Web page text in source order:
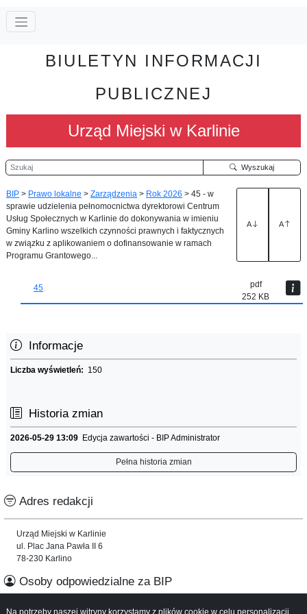
BIULETYN INFORMACJI
PUBLICZNEJ
Urząd Miejski w Karlinie
Szukaj Wyszukaj
BIP > Prawo lokalne > Zarządzenia > Rok 2026 > 45 - w
sprawie udzielenia pełnomocnictwa dyrektorowi Centrum
Usług Społecznych w Karlinie do dokonywania w imieniu
Gminy Karlino wszelkich czynności prawnych i faktycznych
w związku z aplikowaniem o dofinansowanie w ramach
Programu Grantowego...
A A
45
pdf
252 KB
Informacje
Liczba wyświetleń: 150
Historia zmian
2026-05-29 13:09 Edycja zawartości - BIP Administrator
Pełna historia zmian
Adres redakcji
Urząd Miejski w Karlinie
ul. Plac Jana Pawła II 6
78-230 Karlino
Osoby odpowiedzialne za BIP
Na potrzeby naszej witryny korzystamy z plików cookie w celu personalizacji